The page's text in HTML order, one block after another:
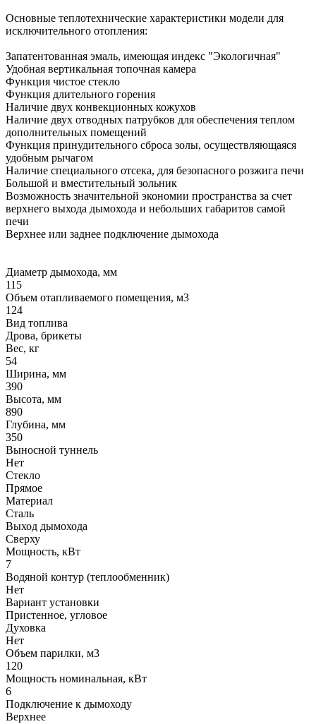
Основные теплотехнические характеристики модели для
исключительного отопления:
Запатентованная эмаль, имеющая индекс "Экологичная"
Удобная вертикальная топочная камера
Функция чистое стекло
Функция длительного горения
Наличие двух конвекционных кожухов
Наличие двух отводных патрубков для обеспечения теплом
дополнительных помещений
Функция принудительного сброса золы, осуществляющаяся
удобным рычагом
Наличие специального отсека, для безопасного розжига печи
Большой и вместительный зольник
Возможность значительной экономии пространства за счет
верхнего выхода дымохода и небольших габаритов самой
печи
Верхнее или заднее подключение дымохода
Диаметр дымохода, мм
115
Объем отапливаемого помещения, м3
124
Вид топлива
Дрова, брикеты
Вес, кг
54
Ширина, мм
390
Высота, мм
890
Глубина, мм
350
Выносной туннель
Нет
Стекло
Прямое
Материал
Сталь
Выход дымохода
Сверху
Мощность, кВт
7
Водяной контур (теплообменник)
Нет
Вариант установки
Пристенное, угловое
Духовка
Нет
Объем парилки, м3
120
Мощность номинальная, кВт
6
Подключение к дымоходу
Верхнее